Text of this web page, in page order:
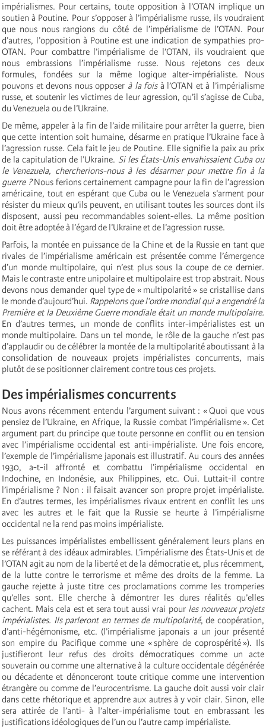
impérialismes. Pour certains, toute opposition à l’OTAN implique un
soutien à Poutine. Pour s’opposer à l’impérialisme russe, ils voudraient
que nous nous rangions du côté de l’impérialisme de l’OTAN. Pour
d’autres, l’opposition à Poutine est une indication de sympathies pro-
OTAN. Pour combattre l’impérialisme de l’OTAN, ils voudraient que
nous embrassions l’impérialisme russe. Nous rejetons ces deux
formules, fondées sur la même logique alter-impérialiste. Nous
pouvons et devons nous opposer à la foisà l’OTAN et à l’impérialisme
russe, et soutenir les victimes de leur agression, qu’il s’agisse de Cuba,
du Venezuela ou de l’Ukraine.
De même, appeler à la fin de l’aide militaire pour arrêter la guerre, bien
que cette intention soit humaine, désarme en pratique l’Ukraine face à
l’agression russe. Cela fait le jeu de Poutine. Elle signifie la paix au prix
de la capitulation de l’Ukraine. Si les États-Unis envahissaient Cuba ou
le Venezuela, chercherions-nous à les désarmer pour mettre fin à la
guerre ?Nous ferions certainement campagne pour la fin de l’agression
américaine, tout en espérant que Cuba ou le Venezuela s’arment pour
résister du mieux qu’ils peuvent, en utilisant toutes les sources dont ils
disposent, aussi peu recommandables soient-elles. La même position
doit être adoptée à l’égard de l’Ukraine et de l’agression russe.
Parfois, la montée en puissance de la Chine et de la Russie en tant que
rivales de l’impérialisme américain est présentée comme l’émergence
d’un monde multipolaire, qui n’est plus sous la coupe de ce dernier.
Mais le contraste entre unipolaire et multipolaire est trop abstrait. Nous
devons nous demander quel type de « multipolarité » se cristallise dans
le monde d’aujourd’hui. Rappelons que l’ordre mondial qui a engendré la
Première et la Deuxième Guerre mondiale était un monde multipolaire.
En d’autres termes, un monde de conflits inter-impérialistes est un
monde multipolaire. Dans un tel monde, le rôle de la gauche n’est pas
d’applaudir ou de célébrer la montée de la multipolarité aboutissant à la
consolidation de nouveaux projets impérialistes concurrents, mais
plutôt de se positionner clairement contre tous ces projets.
Des impérialismes concurrents
Nous avons récemment entendu l’argument suivant : « Quoi que vous
pensiez de l’Ukraine, en Afrique, la Russie combat l’impérialisme ». Cet
argument part du principe que toute personne en conflit ou en tension
avec l’impérialisme occidental est anti-impérialiste. Une fois encore,
l’exemple de l’impérialisme japonais est illustratif. Au cours des années
1930, a-t-il affronté et combattu l’impérialisme occidental en
Indochine, en Indonésie, aux Philippines, etc. Oui. Luttait-il contre
l’impérialisme ? Non : il faisait avancer son propre projet impérialiste.
En d’autres termes, les impérialismes rivaux entrent en conflit les uns
avec les autres et le fait que la Russie se heurte à l’impérialisme
occidental ne la rend pas moins impérialiste.
Les puissances impérialistes embellissent généralement leurs plans en
se référant à des idéaux admirables. L’impérialisme des États-Unis et de
l’OTAN agit au nom de la liberté et de la démocratie et, plus récemment,
de la lutte contre le terrorisme et même des droits de la femme. La
gauche rejette à juste titre ces proclamations comme les tromperies
qu’elles sont. Elle cherche à démontrer les dures réalités qu’elles
cachent. Mais cela est et sera tout aussi vrai pour les nouveaux projets
impérialistes. Ils parleront en termes de multipolarité, de coopération,
d’anti-hégémonisme, etc. (l’impérialisme japonais a un jour présenté
son empire du Pacifique comme une « sphère de coprospérité »). Ils
justifieront leur refus des droits démocratiques comme un acte
souverain ou comme une alternative à la culture occidentale dégénérée
ou décadente et dénonceront toute critique comme une intervention
étrangère ou comme de l’eurocentrisme. La gauche doit aussi voir clair
dans cette rhétorique et apprendre aux autres à y voir clair. Sinon, elle
sera attirée de l’anti- à l’alter-impérialisme tout en embrassant les
justifications idéologiques de l’un ou l’autre camp impérialiste.